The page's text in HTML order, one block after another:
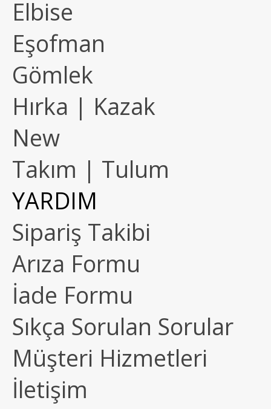
Elbise
Eşofman
Gömlek
Hırka | Kazak
New
Takım | Tulum
YARDIM
Sipariş Takibi
Arıza Formu
İade Formu
Sıkça Sorulan Sorular
Müşteri Hizmetleri
İletişim